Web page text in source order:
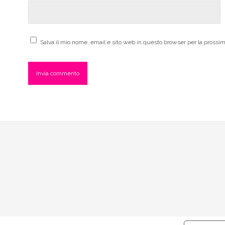
Salva il mio nome, email e sito web in questo browser per la